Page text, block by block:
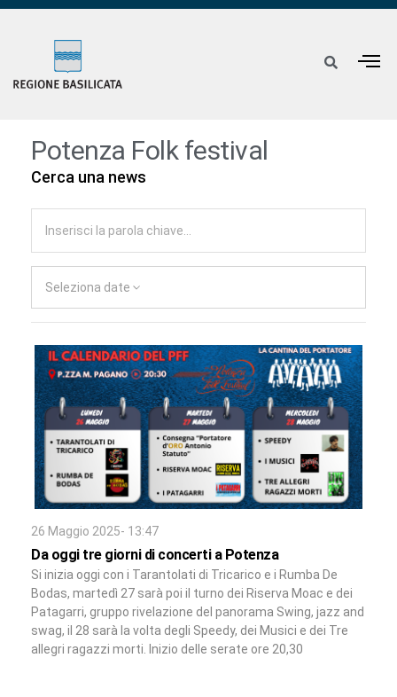
Potenza Folk festival
Cerca una news
Seleziona date
26 Maggio 2025- 13:47
Da oggi tre giorni di concerti a Potenza
Si inizia oggi con i Tarantolati di Tricarico e i Rumba De
Bodas, martedì 27 sarà poi il turno dei Riserva Moac e dei
Patagarri, gruppo rivelazione del panorama Swing, jazz and
swag, il 28 sarà la volta degli Speedy, dei Musici e dei Tre
allegri ragazzi morti. Inizio delle serate ore 20,30